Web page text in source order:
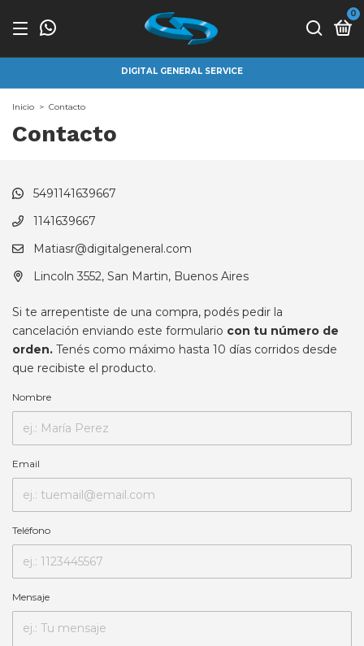
0
DIGITAL GENERAL SERVICE
Inicio > Contacto
Contacto
5491141639667
1141639667
Matiasr@digitalgeneral.com
Lincoln 3552, San Martin, Buenos Aires
Si te arrepentiste de una compra, podés pedir la
cancelación enviando este formulario con tu número de
orden. Tenés como máximo hasta 10 días corridos desde
que recibiste el producto.
Nombre
Email
Teléfono
Mensaje